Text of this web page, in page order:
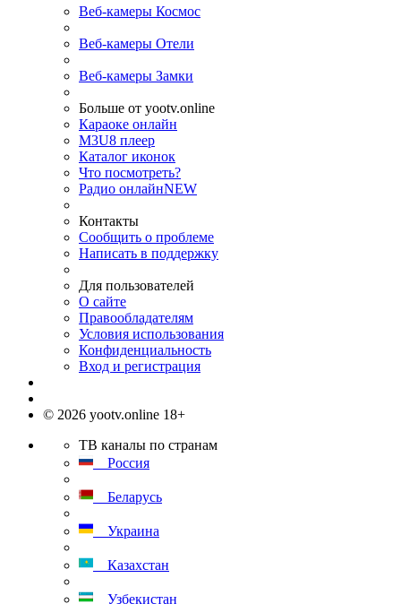
Веб-камеры Космос
Веб-камеры Отели
Веб-камеры Замки
Больше от yootv.online
Караоке онлайн
M3U8 плеер
Каталог иконок
Что посмотреть?
Радио онлайнNEW
Контакты
Сообщить о проблеме
Написать в поддержку
Для пользователей
О сайте
Правообладателям
Условия использования
Конфиденциальность
Вход и регистрация
© 2026 yootv.online 18+
ТВ каналы по странам
Россия
Беларусь
Украина
Казахстан
Узбекистан